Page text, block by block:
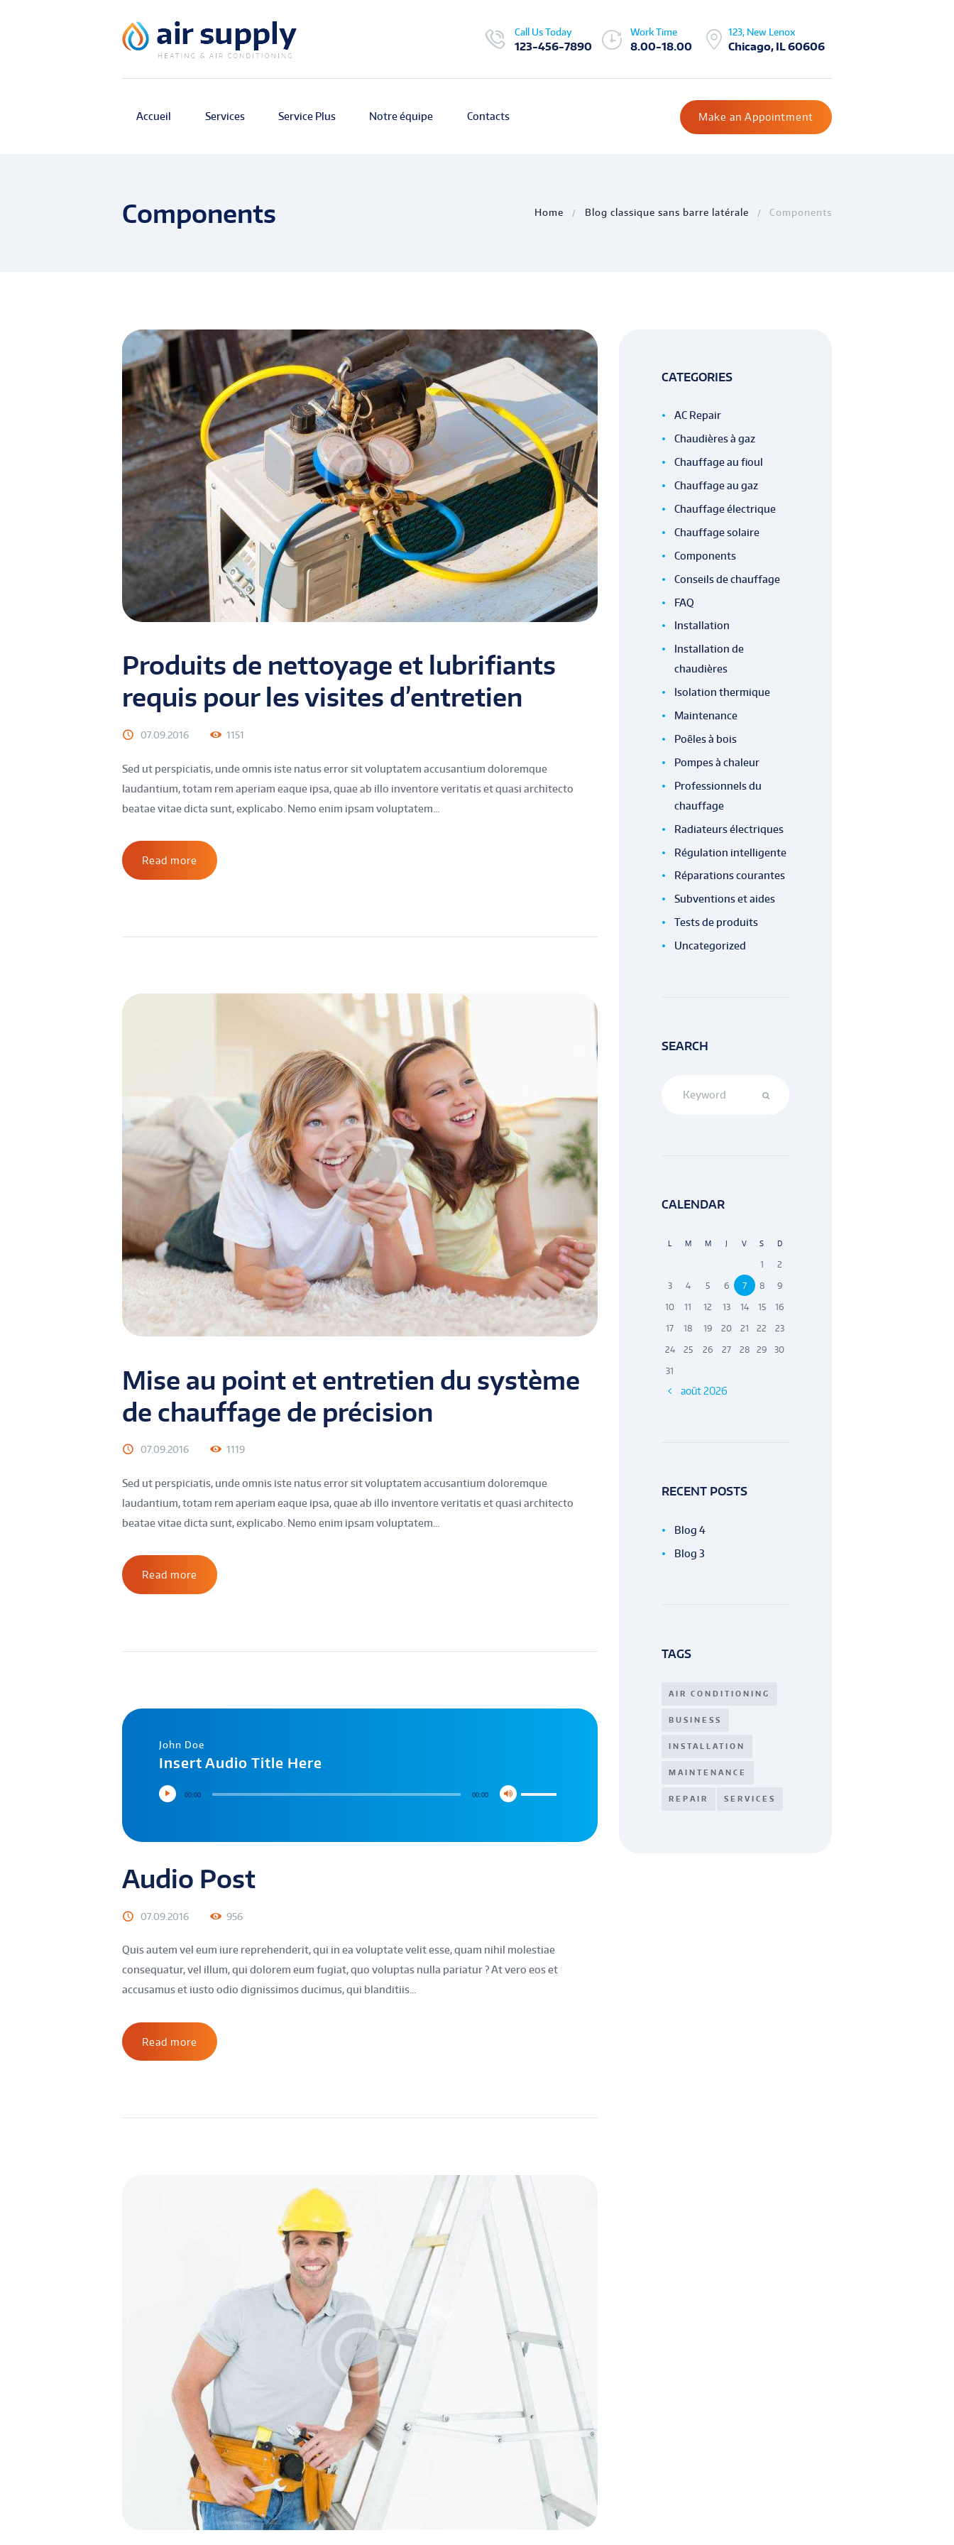
Call Us Today
123-456-7890
Work Time
8.00-18.00
123, New Lenox
Chicago, IL 60606
Accueil Services Service Plus Notre équipe Contacts Make an Appointment
Components Home Blog classique sans barre latérale Components
Produits de nettoyage et lubrifiants
requis pour les visites d’entretien
07.09.2016 1151
Sed ut perspiciatis, unde omnis iste natus error sit voluptatem accusantium doloremque
laudantium, totam rem aperiam eaque ipsa, quae ab illo inventore veritatis et quasi architecto
beatae vitae dicta sunt, explicabo. Nemo enim ipsam voluptatem...
Read more
Mise au point et entretien du système
de chauffage de précision
07.09.2016 1119
Sed ut perspiciatis, unde omnis iste natus error sit voluptatem accusantium doloremque
laudantium, totam rem aperiam eaque ipsa, quae ab illo inventore veritatis et quasi architecto
beatae vitae dicta sunt, explicabo. Nemo enim ipsam voluptatem...
Read more
John Doe
Insert Audio Title Here
00:00 00:00
Audio Post
07.09.2016 956
Quis autem vel eum iure reprehenderit, qui in ea voluptate velit esse, quam nihil molestiae
consequatur, vel illum, qui dolorem eum fugiat, quo voluptas nulla pariatur ? At vero eos et
accusamus et iusto odio dignissimos ducimus, qui blanditiis...
Read more
CATEGORIES
AC Repair
Chaudières à gaz
Chauffage au fioul
Chauffage au gaz
Chauffage électrique
Chauffage solaire
Components
Conseils de chauffage
FAQ
Installation
Installation de
chaudières
Isolation thermique
Maintenance
Poêles à bois
Pompes à chaleur
Professionnels du
chauffage
Radiateurs électriques
Régulation intelligente
Réparations courantes
Subventions et aides
Tests de produits
Uncategorized
SEARCH
CALENDAR
août2026
M M V S D
1
2
3
4 5 6 7 8
9
10
11 12 13 14 15
16
17
18 19 20 21 22
23
24
25 26 27 28 29
30
31
RECENT POSTS
Blog 4
Blog 3
TAGS
AIR CONDITIONING
BUSINESS
INSTALLATION
MAINTENANCE
REPAIR SERVICES